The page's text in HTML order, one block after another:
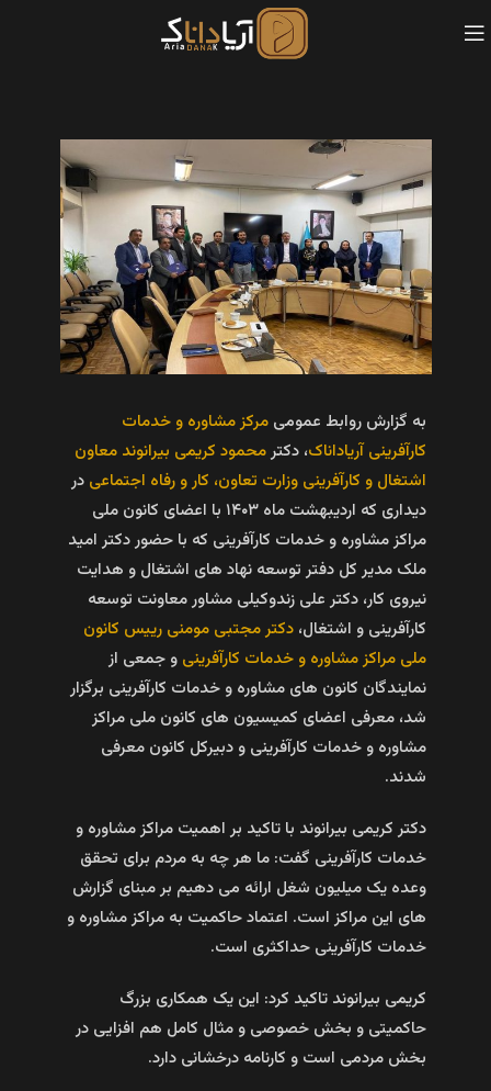
به گزارش روابط عمومی مرکز مشاوره و خدمات
کارآفرینی آریاداناک، دکترمحمود کریمی بیرانوند معاون
اشتغال و کارآفرینی وزارت تعاون، کار و رفاه اجتماعی در
دیداری که اردیبهشت ماه ۱۴۰۳ با اعضای کانون ملی
مراکز مشاوره و خدمات کارآفرینی که با حضور دکتر امید
ملک مدیر کل دفتر توسعه نهاد های اشتغال و هدایت
نیروی کار، دکتر علی زندوکیلی مشاور معاونت توسعه
کارآفرینی و اشتغال، دکتر مجتبی مومنی رییس کانون
ملی مراکز مشاوره و خدمات کارآفرینی و جمعی از
نمایندگان کانون های مشاوره و خدمات کارآفرینی برگزار
شد، معرفی اعضای کمیسیون های کانون ملی مراکز
مشاوره و خدمات کارآفرینی و دبیرکل کانون معرفی
شدند.
دکتر کریمی بیرانوند با تاکید بر اهمیت مراکز مشاوره و
خدمات کارآفرینی گفت: ما هر چه به مردم برای تحقق
وعده یک میلیون شغل ارائه می دهیم بر مبنای گزارش
های این مراکز است. اعتماد حاکمیت به مراکز مشاوره و
خدمات کارآفرینی حداکثری است.
کریمی بیرانوند تاکید کرد: این یک همکاری بزرگ
حاکمیتی و بخش خصوصی و مثال کامل هم افزایی در
بخش مردمی است و کارنامه درخشانی دارد.